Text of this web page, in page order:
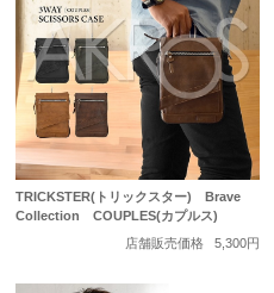
TRICKSTER(トリックスター) Brave
Collection COUPLES(カプルス)
店舗販売価格
5,300円